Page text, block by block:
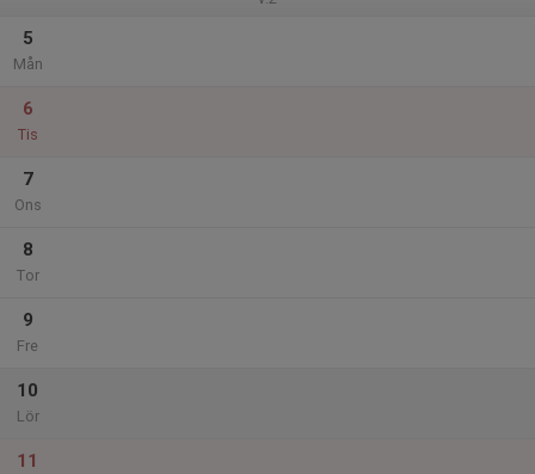
5
Mån
6
Tis
7
Ons
8
Tor
9
Fre
10
Lör
11